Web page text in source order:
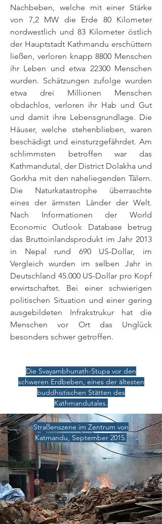
Nachbeben, welche mit einer Stärke
von 7,2 MW die Erde 80 Kilometer
nordwestlich und 83 Kilometer östlich
der Hauptstadt Kathmandu erschüttern
ließen, verloren knapp 8800 Menschen
ihr Leben und etwa 22300 Menschen
wurden. Schätzungen zufolge wurden
etwa drei Millionen Menschen
obdachlos, verloren ihr Hab und Gut
und damit ihre Lebensgrundlage. Die
Häuser, welche stehenblieben, waren
beschädigt und einsturzgefährdet. Am
schlimmsten betroffen war das
Kathmandutal, der District Dolakha und
Gorkha mit den naheliegenden Tälern.
Die Naturkatastrophe überraschte
eines der ärmsten Länder der Welt.
Nach Informationen der World
Economic Outlook Database betrug
das Bruttoinlandsprodukt im Jahr 2013
in Nepal rund 690 US-Dollar, im
Vergleich wurden im selben Jahr in
Deutschland 45.000 US-Dollar pro Kopf
erwirtschaftet. Bei einer schwierigen
politischen Situation und einer gering
ausgebildeten Infrakstrukur hat die
Menschen vor Ort das Unglück
besonders schwer getroffen.
Die Svayambhunath-Stupa vor den
schweren Erdbeben, eines der ältesten
buddhistischen Stätten des
Kathmandutales.
Straßenszene im Zentrum von
Katmandu, September 2015.